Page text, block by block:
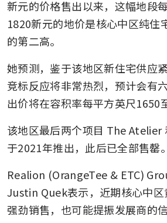
新元的价格售出以来，这幅地段
1820新元的地价是核心中区纯住
的第二高。
她预测，鉴于该地区新住宅供应
竞标反应将非常热烈，预计会有
出价将在容积率每平方英尺1650
该地区最后两个项目 The
于2021年推出，此后已全部售罄。
Realion (OrangeTee & ETC)
Justin Quek表示，近期核心中
强劲销售，也可能提振发展商的信